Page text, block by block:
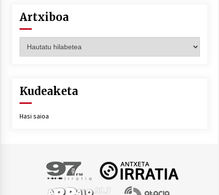
Artxiboa
Kudeaketa
Hasi saioa